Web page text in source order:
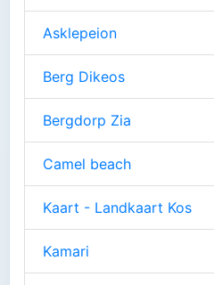
Asklepeion
Berg Dikeos
Bergdorp Zia
Camel beach
Kaart - Landkaart Kos
Kamari